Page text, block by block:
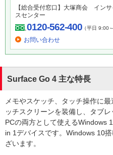
【総合受付窓口】大塚商会 イン
スセンター
0120-562-400（平日 9:00
お問い合わせ
Surface Go 4 主な特長
メモやスケッチ、タッチ操作に最
ッチスクリーンを装備し、タブレ
PCの両方として使えるWindows
in 1デバイスです。Windows 10
ざいます。